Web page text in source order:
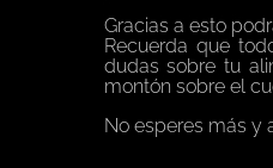
Gracias a esto
Recuerda que
dudas sobre tu
montón sobre el
No esperes más y